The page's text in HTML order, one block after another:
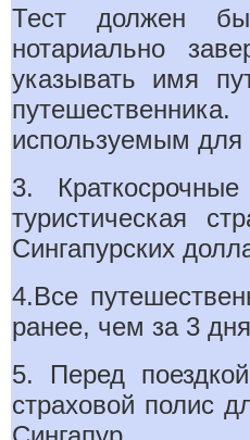
Тест должен
нотариально
указывать имя
используемым для
3.
туристическая
Сингапурских
4.Все
ранее, чем за 3
5. Перед
страховой полис